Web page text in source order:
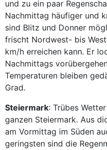
und zu ein paar
Nachmittag häufiger und
sind Blitz und Donner
frischt Nordwest- bis
km/h erreichen kann. Er
Nachmittags
Temperaturen bleiben
Grad.
Steiermark: Trübes
ganzen Steiermark. Aus
am Vormittag im Süden
geringsten sind die